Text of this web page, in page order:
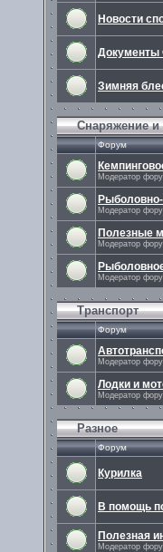
Новости
Документы
Зимняя
Снаряжение и
Форум
Модератор
Рыболовно-
Модератор
Полезные
Модератор
Модератор
Транспорт
Форум
Модератор
Лодки и
Модератор
Разное
Форум
Курилка
В помощь
Полезная
Модератор